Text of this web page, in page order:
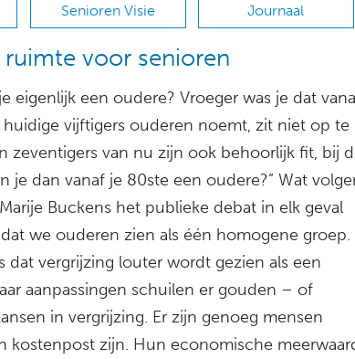
Senioren Visie Journaal
voor senioren
eigenlijk een oudere? Vroeger was je dat
huidige vijftigers ouderen noemt, zit niet op te
zeventigers van nu zijn ook behoorlijk fit, bij
je dan vanaf je 80ste een oudere?” Wat
Buckens het publieke debat in elk geval
we ouderen zien als één homogene groep.
dat vergrijzing louter wordt gezien als een
aanpassingen schuilen er gouden – of
in vergrijzing. Er zijn genoeg mensen
kostenpost zijn. Hun economische